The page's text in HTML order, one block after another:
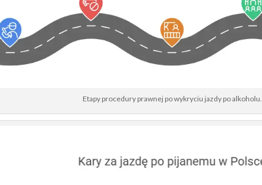
Etapy procedury prawnej po wykryciu jazdy po alkoholu.